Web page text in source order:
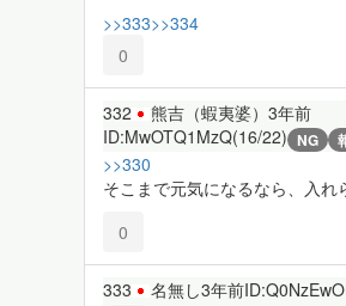
>>333>>334
0
332 熊吉（蝦夷婆） 3年前
ID:MwOTQ1MzQ(16/22) NG
>>330
そこまで元気になるなら、入れ
0
333 名無し3年前